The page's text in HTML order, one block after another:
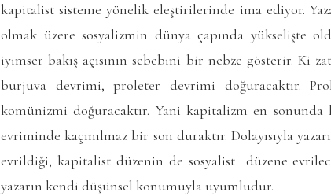
kapitalist sisteme yönelik eleştirilerinde ima ediyor.
olmak üzere sosyalizmin dünya çapında yükselişte
iyimser bakış açısının sebebini bir nebze gösterir. Ki
burjuva devrimi, proleter devrimi doğuracaktır.
komünizmi doğuracaktır. Yani kapitalizm en sonunda
evriminde kaçınılmaz bir son duraktır. Dolayısıyla
evrildiği, kapitalist düzenin de sosyalist düzene
yazarın kendi düşünsel konumuyla uyumludur.